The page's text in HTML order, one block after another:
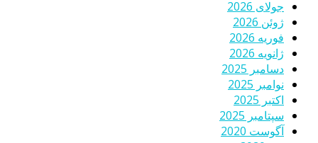
جولای 2026
ژوئن 2026
فوریه 2026
ژانویه 2026
دسامبر 2025
نوامبر 2025
اکتبر 2025
سپتامبر 2025
آگوست 2020